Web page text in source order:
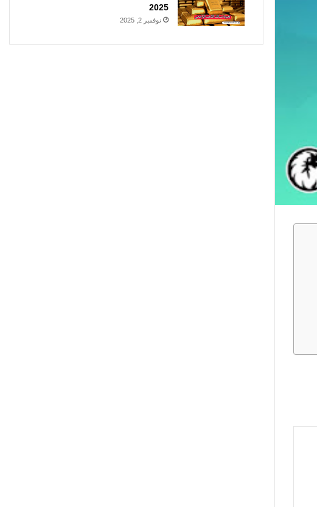
2025
نوفمبر 2, 2025